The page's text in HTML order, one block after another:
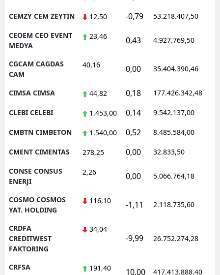
CEMZY CEM ZEYTIN 12,50 -0,79 53.218.407,50
CEOEM CEO EVENT
MEDYA
23,46 0,43 4.927.769,50
CGCAM CAGDAS
CAM
40,16 0,00 35.404.390,46
CIMSA CIMSA 44,82 0,18 177.426.342,48
CLEBI CELEBI 1.453,00 0,14 9.542.137,00
CMBTN CIMBETON 1.540,00 0,52 8.485.584,00
CMENT CIMENTAS 278,25 0,00 32.833,50
CONSE CONSUS
ENERJI
2,26 0,00 5.066.764,18
COSMO COSMOS
YAT. HOLDING
116,10 -1,11 2.118.735,60
CRDFA
CREDITWEST
FAKTORING
34,04
-9,99 26.752.274,28
CRFSA
191,40 10,00 417.413.888,40